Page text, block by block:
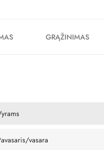
GRĄŽINIMAS
vasara